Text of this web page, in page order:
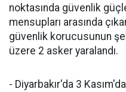
noktasında güvenlik
mensupları arasında
güvenlik korucusunun
üzere 2 asker yaralandı.
- Diyarbakır'da 3